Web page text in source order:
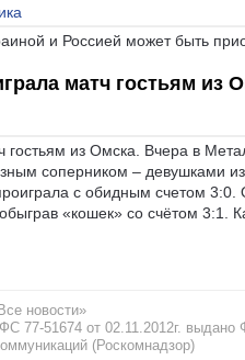
и Россией может быть
матч гостьям из
из Омска. Вчера в
соперником – девушками
с обидным счетом
«кошек» со счётом 3:1.
новости»
51674 от 02.11.2012г. выдано
(Роскомнадзор)